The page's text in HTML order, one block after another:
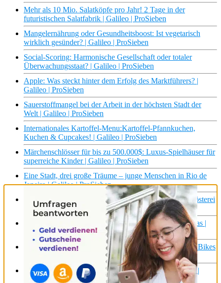
Mehr als 10 Mio. Salatköpfe pro Jahr! 2 Tage in der
futuristischen Salatfabrik | Galileo | ProSieben
Mangelernährung oder Gesundheitsboost: Ist vegetarisch
wirklich gesünder? | Galileo | ProSieben
Social-Scoring: Harmonische Gesellschaft oder totaler
Überwachungsstaat? | Galileo | ProSieben
Apple: Was steckt hinter dem Erfolg des Marktführers? |
Galileo | ProSieben
Sauerstoffmangel bei der Arbeit in der höchsten Stadt der
Welt | Galileo | ProSieben
Internationales Kartoffel-Menu:Kartoffel-Pfannkuchen,
Kuchen & Cupcakes! | Galileo | ProSieben
Märchenschlösser für bis zu 500.000$: Luxus-Spielhäuser für
superreiche Kinder | Galileo | ProSieben
Eine Stadt, drei große Träume – junge Menschen in Rio de
Janeiro | Galileo | ProSieben
Masse meets Klasse: Kaffee-Gigant vs. Spezialitäten-Rösterei
| Galileo | ProSieben
Auf dem Weg zur Weltmacht! Der Fünfjahresplan Chinas |
Galileo | ProSieben
Vom Schrottrad zum schicken Stadtrad: Wie eine Roetz Bikes
alte Bikes recyled | Galileo | ProSieben
Leben mit einem Ex-Sträfling? Das Airbnb für Knackis |
Galileo | ProSieben